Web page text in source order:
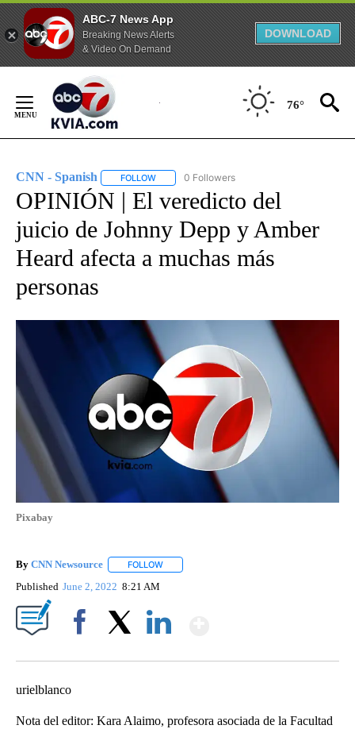
ABC-7 News App
Breaking News Alerts
& Video On Demand
DOWNLOAD
Content
76°
CNN - Spanish FOLLOW FOLLOW "CNN - SPANISH" TO RECEIVE
0 Followers
OPINIÓN | El veredicto del
juicio de Johnny Depp y Amber
Heard afecta a muchas más
personas
Pixabay
By CNN Newsource FOLLOW
Published June 2, 2022 8:21 AM
urielblanco
Nota del editor: Kara Alaimo, profesora asociada de la Facultad